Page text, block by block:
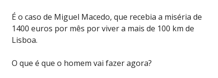
É o caso de Miguel Macedo, que recebia a miséria de
1400 euros por mês por viver a mais de 100 km de
Lisboa.
O que é que o homem vai fazer agora?